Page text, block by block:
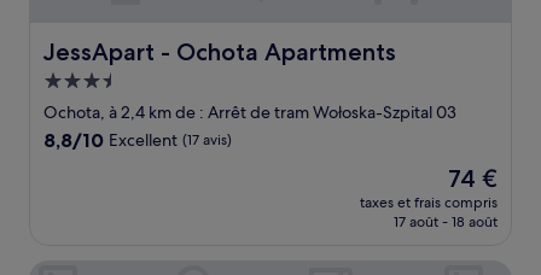
JessApart - Ochota Apartments
JessApart - Ochota Apartments
Hébergement
3.5 étoiles
Ochota, à 2,4 km de : Arrêt de tram Wołoska-Szpital 03
8.8
8,8/10 Excellent (17 avis)
Le
nouveau
prix
de
74 €
taxes et frais compris
17 août - 18 août